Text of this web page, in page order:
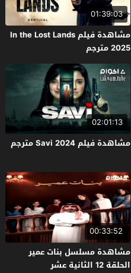
01:39:03
مشاهدة فيلم In the Lost Lands
2025 مترجم
02:01:13
مشاهدة فيلم Savi 2024 مترجم
00:33:52
مشاهدة مسلسل بنات عمير
الحلقة 12 الثانية عشر